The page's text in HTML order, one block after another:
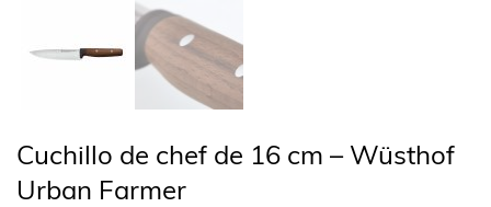
Cuchillo de chef de 16 cm – Wüsthof
Urban Farmer